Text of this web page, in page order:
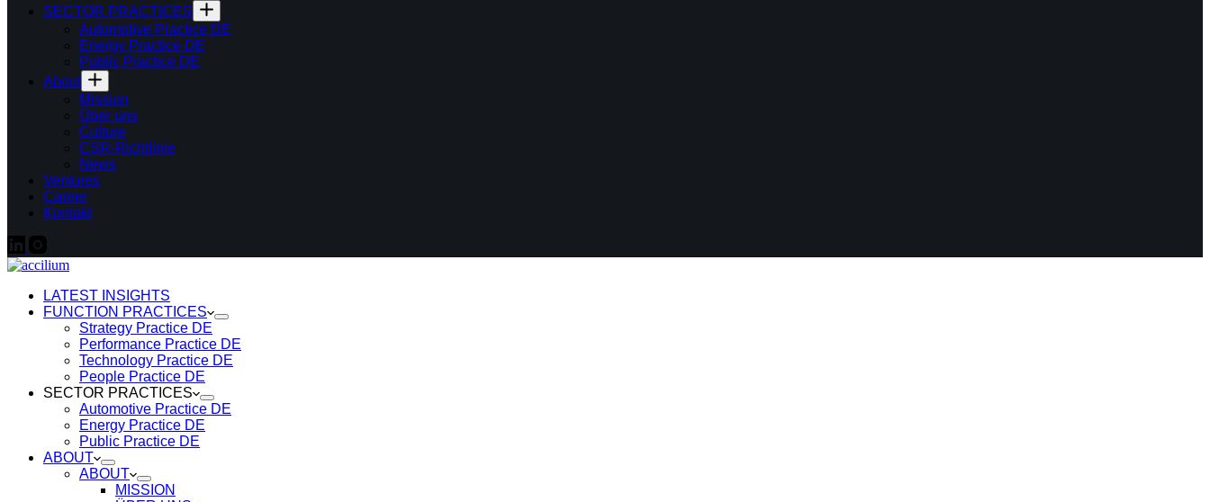
SECTOR PRACTICES
Automotive Practice DE
Energy Practice DE
Public Practice DE
About
Mission
Über uns
Culture
CSR-Richtlinie
News
Ventures
Career
Kontakt
LATEST INSIGHTS
FUNCTION PRACTICES
Strategy Practice DE
Performance Practice DE
Technology Practice DE
People Practice DE
SECTOR PRACTICES
Automotive Practice DE
Energy Practice DE
Public Practice DE
ABOUT
ABOUT
MISSION